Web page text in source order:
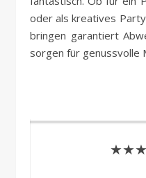
oder als kreatives
bringen garantiert
sorgen für genussvolle